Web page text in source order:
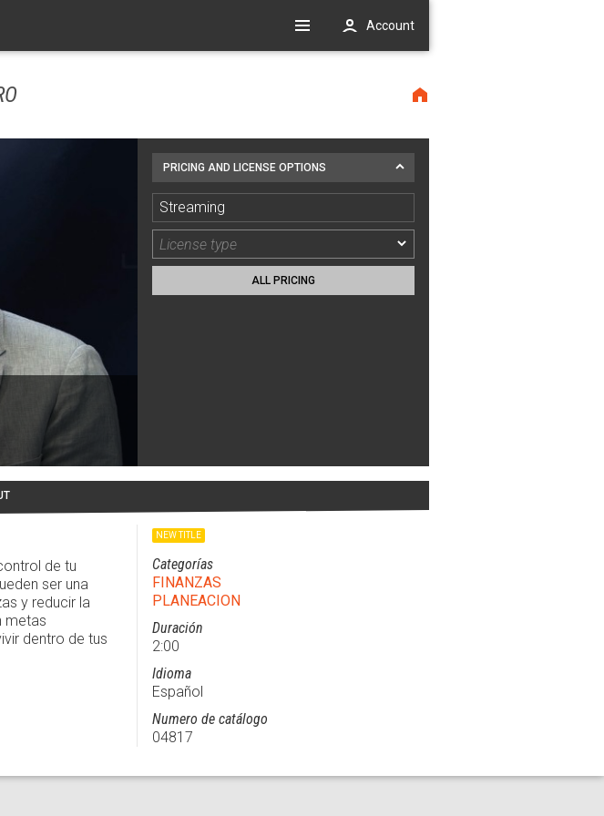
PRICING AND LICENSE OPTIONS
Streaming
ALL PRICING
de tu
ser una
y reducir la
metas
dentro de tus
NEW TITLE
Categorías
FINANZAS
PLANEACION
Duración
2:00
Idioma
Español
Numero de catálogo
04817
Account